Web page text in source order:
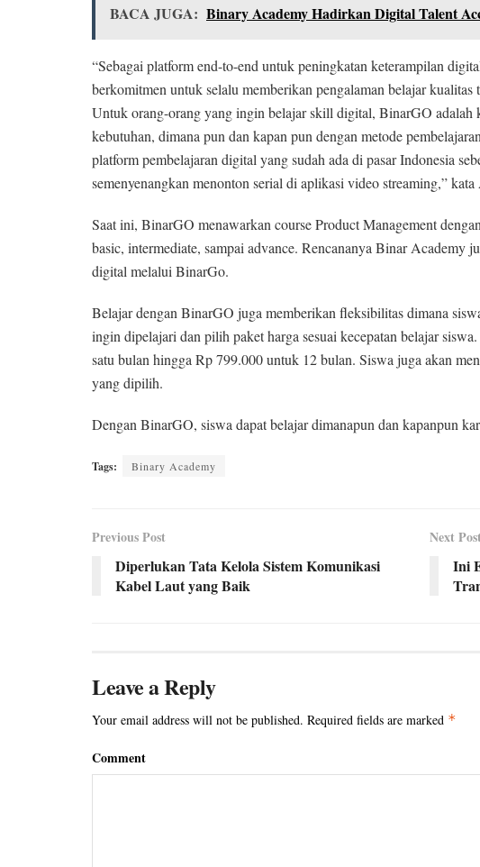
BACA JUGA: Binary Academy Hadirkan Digital Talent
“Sebagai platform end-to-end untuk peningkatan keterampilan
berkomitmen untuk selalu memberikan pengalaman belajar
Untuk orang-orang yang ingin belajar skill digital, BinarGO adalah
kebutuhan, dimana pun dan kapan pun dengan metode
platform pembelajaran digital yang sudah ada di pasar Indonesia
semenyenangkan menonton serial di aplikasi video streaming,”
Saat ini, BinarGO menawarkan course Product Management
basic, intermediate, sampai advance. Rencananya Binar Academy
digital melalui BinarGo.
Belajar dengan BinarGO juga memberikan fleksibilitas dimana
ingin dipelajari dan pilih paket harga sesuai kecepatan belajar
satu bulan hingga Rp 799.000 untuk 12 bulan. Siswa juga akan
yang dipilih.
Dengan BinarGO, siswa dapat belajar dimanapun dan kapanpun
Tags: Binary Academy
Previous Post
Diperlukan Tata Kelola Sistem Komunikasi
Kabel Laut yang Baik
Next
Ini
Leave a Reply
Your email address will not be published. Required fields are marked *
Comment